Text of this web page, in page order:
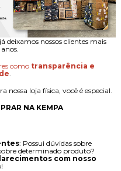
deixamos nossos clientes mais
como transparência e
loja física, você é especial.
NA KEMPA
: Possui dúvidas sobre
determinado produto?
com nosso